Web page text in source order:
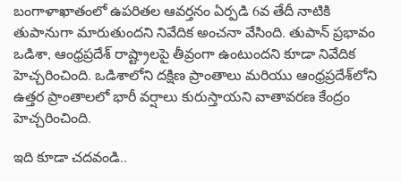
బంగాళాఖాతంలో ఉపరితల ఆవర్తనం ఏర్పడి 6వ తేదీ నాటికి
తుపానుగా మారుతుందని నివేదిక అంచనా వేసింది. తుపాన్ ప్రభావం
ఒడిశా, ఆంధ్రప్రదేశ్ రాష్ట్రాలపై తీవ్రంగా ఉంటుందని కూడా నివేదిక
హెచ్చరించింది. ఒడిశాలోని దక్షిణ ప్రాంతాలు మరియు ఆంధ్రప్రదేశ్‌లోని
ఉత్తర ప్రాంతాలలో భారీ వర్షాలు కురుస్తాయని వాతావరణ కేంద్రం
హెచ్చరించింది.
ఇది కూడా చదవండి..